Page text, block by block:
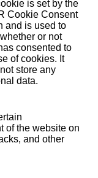
is set by the
Cookie Consent
and is used to
or not
consented to
of cookies. It
store any
data.
of the website on
and other